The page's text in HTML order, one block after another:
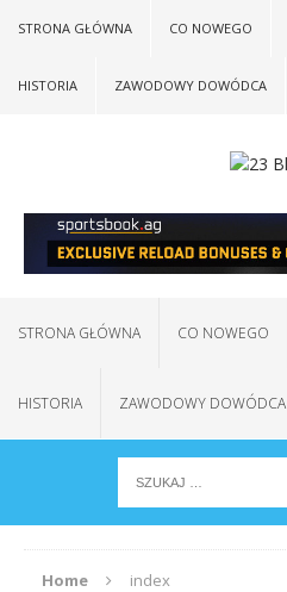
STRONA GŁÓWNA CO NOWEGO
HISTORIA ZAWODOWY DOWÓDCA
STRONA GŁÓWNA CO NOWEGO
HISTORIA ZAWODOWY DOWÓDCA
Home index